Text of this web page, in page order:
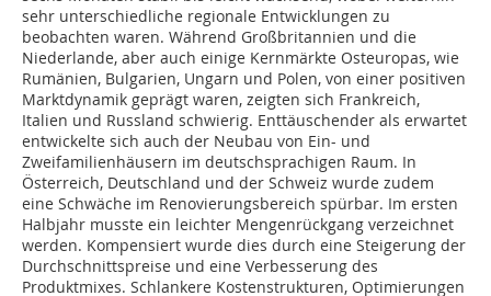
sehr unterschiedliche regionale Entwicklungen zu
beobachten waren. Während Großbritannien und die
Niederlande, aber auch einige Kernmärkte Osteuropas, wie
Rumänien, Bulgarien, Ungarn und Polen, von einer positiven
Marktdynamik geprägt waren, zeigten sich Frankreich,
Italien und Russland schwierig. Enttäuschender als erwartet
entwickelte sich auch der Neubau von Ein- und
Zweifamilienhäusern im deutschsprachigen Raum. In
Österreich, Deutschland und der Schweiz wurde zudem
eine Schwäche im Renovierungsbereich spürbar. Im ersten
Halbjahr musste ein leichter Mengenrückgang verzeichnet
werden. Kompensiert wurde dies durch eine Steigerung der
Durchschnittspreise und eine Verbesserung des
Produktmixes. Schlankere Kostenstrukturen, Optimierungen